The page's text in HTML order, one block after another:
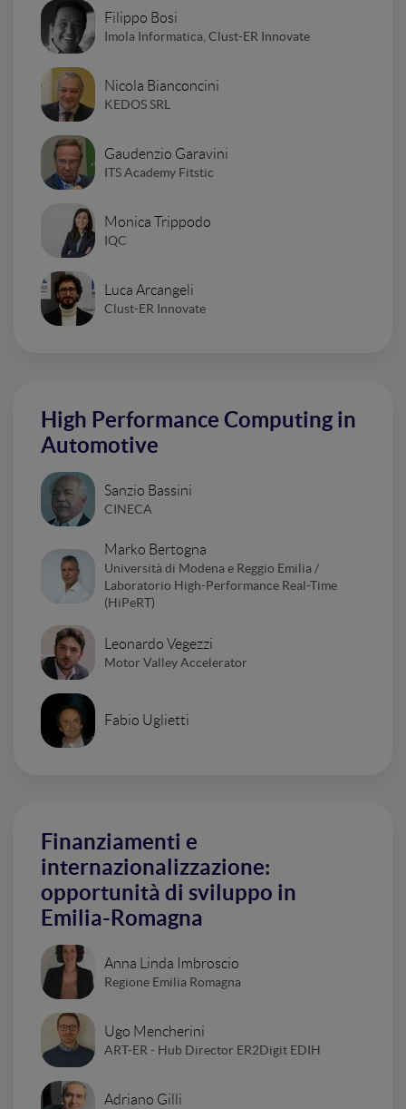
Filippo Bosi
Imola Informatica, Clust-ER Innovate
Nicola Bianconcini
KEDOS SRL
Gaudenzio Garavini
ITS Academy Fitstic
Monica Trippodo
IQC
Luca Arcangeli
Clust-ER Innovate
High Performance Computing in
Automotive
Sanzio Bassini
CINECA
Marko Bertogna
Università di Modena e Reggio Emilia /
Laboratorio High-Performance Real-Time
(HiPeRT)
Leonardo Vegezzi
Motor Valley Accelerator
Fabio Uglietti
Finanziamenti e
internazionalizzazione:
opportunità di sviluppo in
Emilia-Romagna
Anna Linda Imbroscio
Regione Emilia Romagna
Ugo Mencherini
ART-ER - Hub Director ER2Digit EDIH
Adriano Gilli